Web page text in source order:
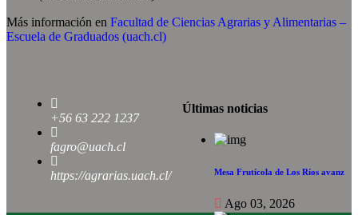
Más información en Facultad de Ciencias Agrarias y Alimentarias –
Escuela de Graduados (uach.cl)
Últimas noticias
Mesa Frutícola de Los Ríos avanz
Ago 03, 2026
+56 63 222 1237
fagro@uach.cl
https://agrarias.uach.cl/